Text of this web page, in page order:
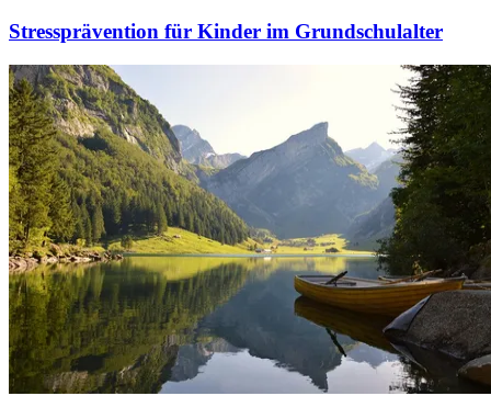
Stressprävention für Kinder im Grundschulalter